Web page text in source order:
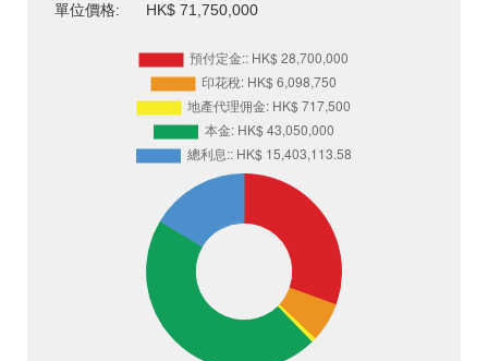
單位價格:
HK$ 71,750,000